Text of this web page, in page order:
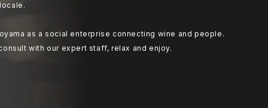
as a social enterprise connecting wine and people.
with our expert staff, relax and enjoy.